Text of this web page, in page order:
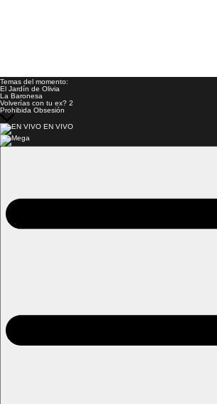
Temas del momento:
El Jardín de Olivia
La Baronesa
Volverías con tu ex? 2
Prohibida Obsesión
EN VIVO